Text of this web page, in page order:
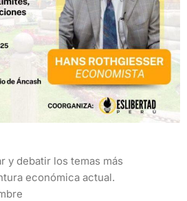
y debatir los temas más
económica actual.